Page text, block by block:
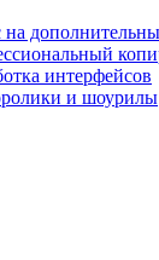
интерфейсов
и шоурилы